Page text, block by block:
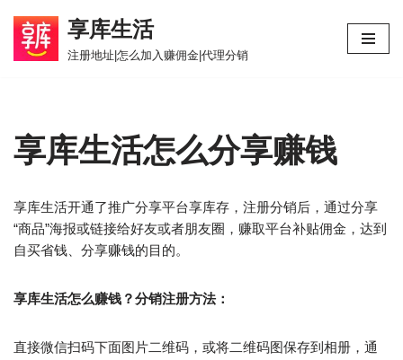
跳
享库生活
注册地址|怎么加入赚佣金|代理分销
享库生活怎么分享赚钱
享库生活开通了推广分享平台享库存，注册分销后，通过分享
“商品”海报或链接给好友或者朋友圈，赚取平台补贴佣金，达到
自买省钱、分享赚钱的目的。
享库生活怎么赚钱？分销注册方法：
直接微信扫码下面图片二维码，或将二维码图保存到相册，通